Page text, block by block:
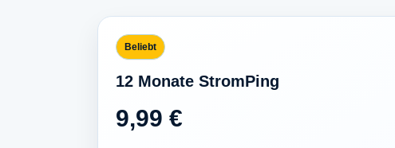
Beliebt
12 Monate StromPing
9,99 €